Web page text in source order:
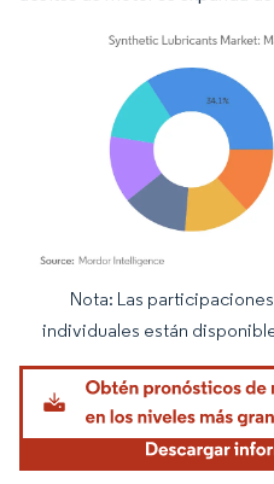
Imagen © Mordor Intelligence. El uso
Nota: Las
individuales están